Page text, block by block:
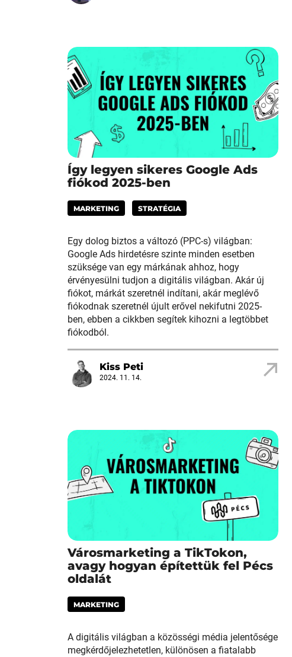
Így legyen sikeres Google Ads
fiókod 2025-ben
MARKETING STRATÉGIA
Egy dolog biztos a változó (PPC-s) világban:
Google Ads hirdetésre szinte minden esetben
szüksége van egy márkának ahhoz, hogy
érvényesülni tudjon a digitális világban. Akár új
fiókot, márkát szeretnél indítani, akár meglévő
fiókodnak szeretnél újult erővel nekifutni 2025-
ben, ebben a cikkben segítek kihozni a legtöbbet
fiókodból.
Kiss Peti
2024. 11. 14.
Városmarketing a TikTokon,
avagy hogyan építettük fel Pécs
oldalát
MARKETING
A digitális világban a közösségi média jelentősége
megkérdőjelezhetetlen, különösen a fiatalabb